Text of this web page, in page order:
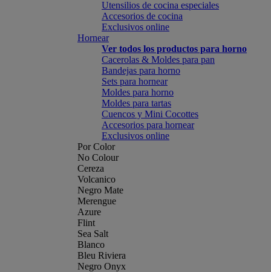
Utensilios de cocina especiales
Accesorios de cocina
Exclusivos online
Hornear
Ver todos los productos para horno
Cacerolas & Moldes para pan
Bandejas para horno
Sets para hornear
Moldes para horno
Moldes para tartas
Cuencos y Mini Cocottes
Accesorios para hornear
Exclusivos online
Por Color
No Colour
Cereza
Volcanico
Negro Mate
Merengue
Azure
Flint
Sea Salt
Blanco
Bleu Riviera
Negro Onyx